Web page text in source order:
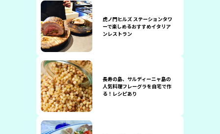
虎ノ門ヒルズ ステーションタワ
ーで楽しめるおすすめイタリア
ンレストラン
長寿の島、サルディーニャ島の
人気料理フレーグラを自宅で作
る！レシピあり